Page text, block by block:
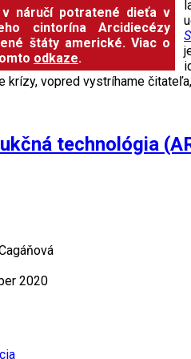
náručí potratené dieťa v
cintorína Arcidiecézy
štáty americké. Viac o
odkaze.
krízy, vopred vystríhame
technológia
2020